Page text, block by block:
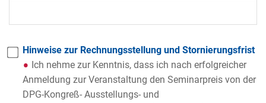
Hinweise zur Rechnungsstellung und Stornierungsfrist
Ich nehme zur Kenntnis, dass ich nach erfolgreicher
Anmeldung zur Veranstaltung den Seminarpreis von der
DPG-Kongreß- Ausstellungs- und